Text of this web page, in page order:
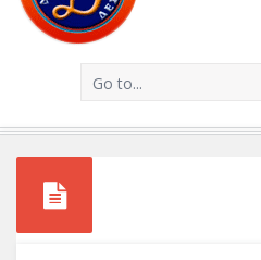
Go to...